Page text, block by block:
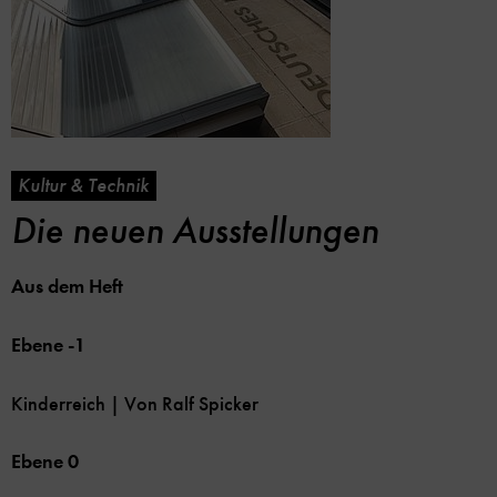
Kultur & Technik
Die neuen Ausstellungen
Aus dem Heft
Ebene -1
Kinderreich | Von Ralf Spicker
Ebene 0